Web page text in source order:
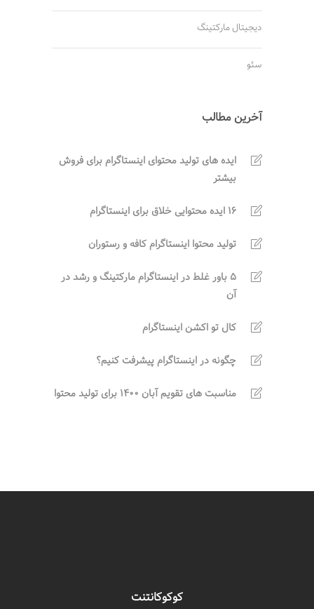
دیجیتال مارکتینگ
سئو
آخرین مطالب
ایده های تولید محتوای اینستاگرام برای فروش
بیشتر
16 ایده محتوایی خلاق برای اینستاگرام
تولید محتوا اینستاگرام کافه و رستوران
5 باور غلط در اینستاگرام مارکتینگ و رشد در
آن
کال تو اکشن اینستاگرام
چگونه در اینستاگرام پیشرفت کنیم؟
مناسبت های تقویم آبان 1400 برای تولید محتوا
کوکوکانتنت